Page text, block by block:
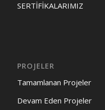
SERTİFİKALARIMIZ
PROJELER
Tamamlanan Projeler
Devam Eden Projeler